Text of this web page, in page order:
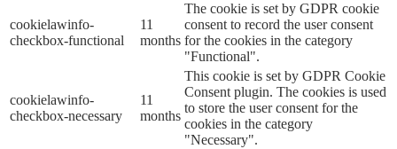
cookielawinfo-
checkbox-functional
11
months
The cookie is set by GDPR cookie
consent to record the user consent
for the cookies in the category
"Functional".
cookielawinfo-
checkbox-necessary
11
months
This cookie is set by GDPR Cookie
Consent plugin. The cookies is used
to store the user consent for the
cookies in the category
"Necessary".